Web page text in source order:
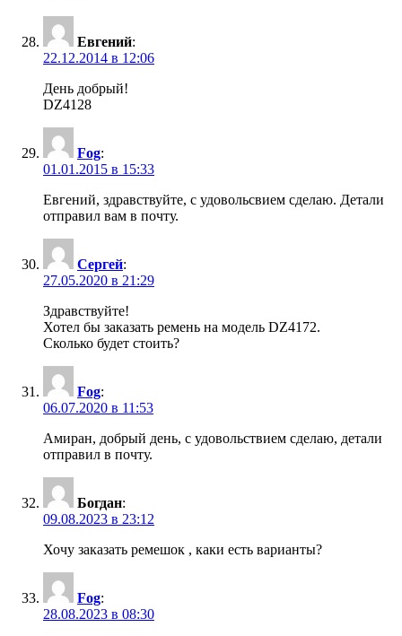
Евгений:
22.12.2014 в 12:06
День добрый!
DZ4128
Fog:
01.01.2015 в 15:33
Евгений, здравствуйте, с удовольсвием сделаю. Детали
отправил вам в почту.
Сергей:
27.05.2020 в 21:29
Здравствуйте!
Хотел бы заказать ремень на модель DZ4172.
Сколько будет стоить?
Fog:
06.07.2020 в 11:53
Амиран, добрый день, с удовольствием сделаю, детали
отправил в почту.
Богдан:
09.08.2023 в 23:12
Хочу заказать ремешок , каки есть варианты?
Fog:
28.08.2023 в 08:30